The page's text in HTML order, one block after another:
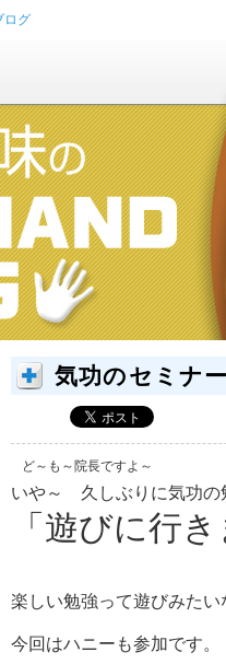
ログ
気功のセミナ
ど～も～院長ですよ～
いや～ 久しぶりに気功の
「遊びに行
楽しい勉強って遊びみたい
今回はハニーも参加です。